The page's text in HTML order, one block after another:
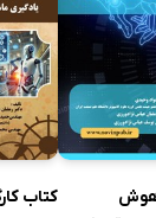
هوش
کتاب